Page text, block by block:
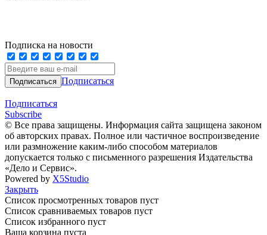
Подписка на новости
Подписаться
Подписаться
Subscribe
© Все права защищены. Информация сайта защищена законом
об авторских правах. Полное или частичное воспроизведение
или размножение каким-либо способом материалов
допускается только с письменного разрешения Издательства
«Дело и Сервис».
Powered by X5Studio
Закрыть
Список просмотренных товаров пуст
Список сравниваемых товаров пуст
Список избранного пуст
Ваша корзина пуста